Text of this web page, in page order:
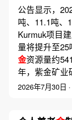
公告显示，
吨、11.1吨、
Kurmuk项目
量将提升至
金资源量约
年，紫金矿业
2026年7月30日 ·